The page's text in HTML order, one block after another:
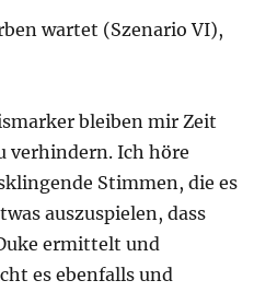
wartet (Szenario VI),
bleiben mir Zeit
verhindern. Ich höre
Stimmen, die es
auszuspielen, dass
ermittelt und
es ebenfalls und